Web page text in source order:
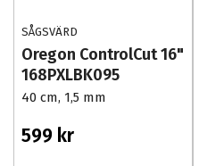
SÅGSVÄRD
Oregon ControlCut 16"
168PXLBK095
40 cm, 1,5 mm
599 kr